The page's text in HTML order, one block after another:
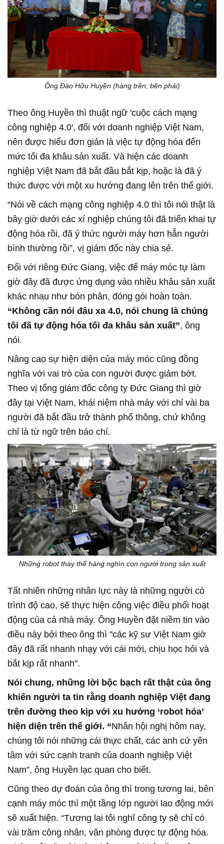
Ông Đào Hữu Huyền (hàng trên, bên phải)
Theo ông Huyền thì thuật ngữ 'cuộc cách mạng
công nghiệp 4.0', đối với doanh nghiệp Việt Nam,
nên được hiểu đơn giản là việc tự động hóa đến
mức tối đa khâu sản xuất. Và hiện các doanh
nghiệp Việt Nam đã bắt đầu bắt kịp, hoặc là đã ý
thức được với một xu hướng đang lên trên thế giới.
“Nói về cách mạng công nghiệp 4.0 thì tôi nói thật là
bây giờ dưới các xí nghiệp chúng tôi đã triển khai tự
động hóa rồi, đã ý thức người máy hơn hẳn người
bình thường rồi”, vị giám đốc này chia sẻ.
Đối với riêng Đức Giang, việc để máy móc tự làm
giờ đây đã được ứng dụng vào nhiều khâu sản xuất
khác nhau như bón phân, đóng gói hoàn toàn.
“Không cần nói đâu xa 4.0, nói chung là chúng
tôi đã tự động hóa tối đa khâu sản xuất”, ông
nói.
Nâng cao sự hiện diện của máy móc cũng đồng
nghĩa với vai trò của con người được giảm bớt.
Theo vị tổng giám đốc công ty Đức Giang thì giờ
đây tại Việt Nam, khái niệm nhà máy với chỉ vài ba
người đã bắt đầu trở thành phổ thông, chứ không
chỉ là từ ngữ trên báo chí.
Những robot thay thế hàng nghìn con người trong sản xuất
Tất nhiên những nhân lực này là những người có
trình độ cao, sẽ thực hiện công việc điều phối hoạt
động của cả nhà máy. Ông Huyền đặt niềm tin vào
điều này bởi theo ông thì "các kỹ sư Việt Nam giờ
đây đã rất nhanh nhạy với cái mới, chịu học hỏi và
bắt kịp rất nhanh".
Nói chung, những lời bộc bạch rất thật của ông
khiến người ta tin rằng doanh nghiệp Việt đang
trên đường theo kịp với xu hướng ‘robot hóa’
hiện diện trên thế giới. “Nhân hội nghị hôm nay,
chúng tôi nói những cái thực chất, các anh cứ yên
tâm với sức cạnh tranh của doanh nghiệp Việt
Nam”, ông Huyền lạc quan cho biết.
Cũng theo dự đoán của ông thì trong tương lai, bên
cạnh máy móc thì một tầng lớp người lao động mới
sẽ xuất hiện. “Tương lai tôi nghĩ công ty sẽ chỉ có
vài trăm công nhân, văn phòng được tự động hóa.